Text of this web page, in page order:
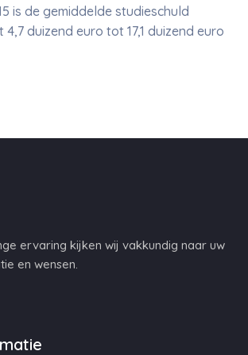
is de gemiddelde studieschuld
duizend euro tot 17,1 duizend euro
ervaring kijken wij vakkundig naar uw
en wensen.